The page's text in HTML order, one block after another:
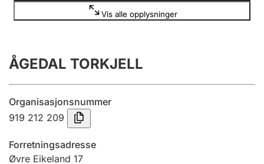
Årsregnskap
Innsending og forsinkelsesgebyr
Tinglysing
Vis alle opplysninger
ÅGEDAL TORKJELL
Organisasjonsnummer
919 212 209
Forretningsadresse
Øvre Eikeland 17